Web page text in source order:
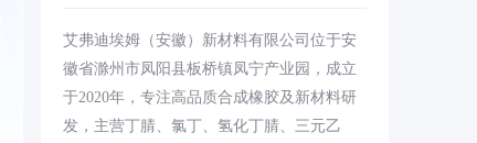
艾弗迪埃姆（安徽）新材料有限公司位于安
徽省滁州市凤阳县板桥镇凤宁产业园，成立
于2020年，专注高品质合成橡胶及新材料研
发，主营丁腈、氯丁、氢化丁腈、三元乙